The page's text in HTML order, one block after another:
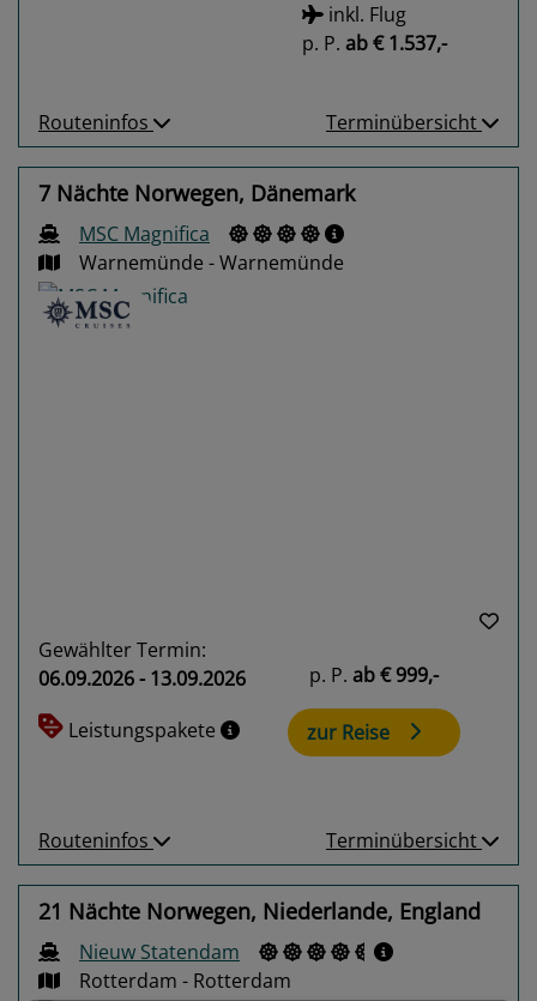
inkl. Flug
p. P. ab€ 1.537,-
Routeninfos Terminübersicht
7 Nächte Norwegen, Dänemark
MSC Magnifica
Warnemünde - Warnemünde
Gewählter Termin:
06.09.2026 - 13.09.2026
Leistungspakete
p. P. ab€ 999,-
zur Reise
Routeninfos Terminübersicht
21 Nächte Norwegen, Niederlande, England
Nieuw Statendam
Rotterdam - Rotterdam